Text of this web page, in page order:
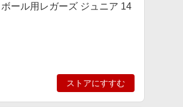
ール用レガーズ ジュニア 14
ストアにすすむ